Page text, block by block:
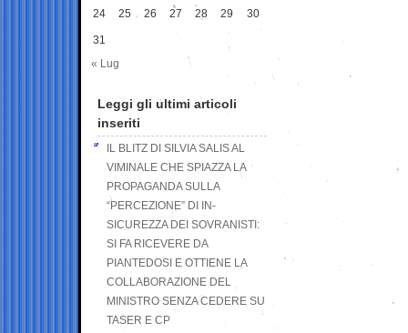
24 25 26 27 28 29 30
31
« Lug
Leggi gli ultimi articoli
inseriti
IL BLITZ DI SILVIA SALIS AL
VIMINALE CHE SPIAZZA LA
PROPAGANDA SULLA
“PERCEZIONE” DI IN-
SICUREZZA DEI SOVRANISTI:
SI FA RICEVERE DA
PIANTEDOSI E OTTIENE LA
COLLABORAZIONE DEL
MINISTRO SENZA CEDERE SU
TASER E CP